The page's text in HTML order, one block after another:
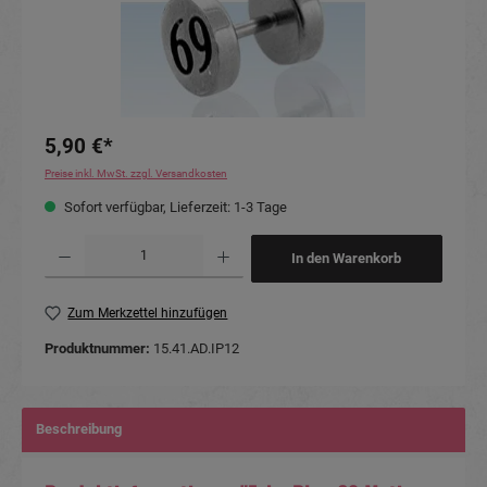
5,90 €*
Preise inkl. MwSt. zzgl. Versandkosten
Sofort verfügbar, Lieferzeit: 1-3 Tage
In den Warenkorb
Zum Merkzettel hinzufügen
Produktnummer: 15.41.AD.IP12
Beschreibung